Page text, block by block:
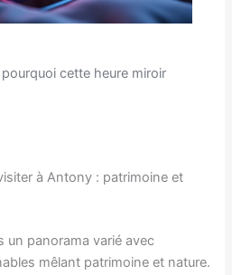
cette heure miroir
à Antony : patrimoine et
panorama varié avec
mêlant patrimoine et nature.